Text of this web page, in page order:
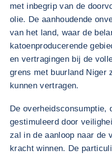
met inbegrip van de
olie. De aanhoudende
van het land, waar de
katoenproducerende
en vertragingen bij de
grens met buurland Niger
kunnen vertragen.
De overheidsconsumptie,
gestimuleerd door
zal in de aanloop naar de
kracht winnen. De